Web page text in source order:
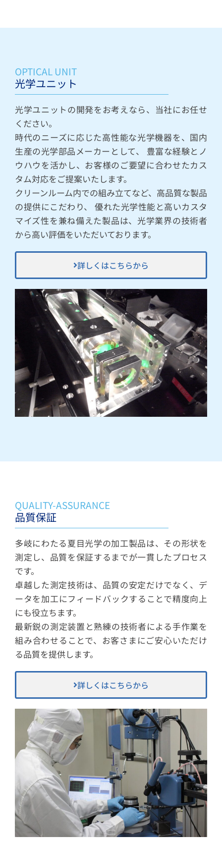
OPTICAL UNIT
光学ユニット
光学ユニットの開発をお考えなら、当社にお任せ
ください。
時代のニーズに応じた高性能な光学機器を、国内
生産の光学部品メーカーとして、 豊富な経験とノ
ウハウを活かし、お客様のご要望に合わせたカス
タム対応をご提案いたします。
クリーンルーム内での組み立てなど、高品質な製品
の提供にこだわり、 優れた光学性能と高いカスタ
マイズ性を兼ね備えた製品は、光学業界の技術者
から高い評価をいただいております。
詳しくはこちらから
QUALITY-ASSURANCE
品質保証
多岐にわたる夏目光学の加工製品は、その形状を
測定し、品質を保証するまでが一貫したプロセス
です。
卓越した測定技術は、品質の安定だけでなく、デ
ータを加工にフィードバックすることで精度向上
にも役立ちます。
最新鋭の測定装置と熟練の技術者による手作業を
組み合わせることで、お客さまにご安心いただけ
る品質を提供します。
詳しくはこちらから